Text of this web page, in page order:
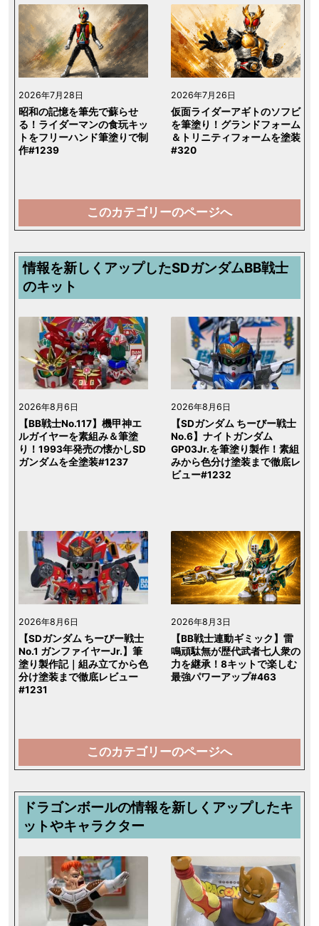
2026年7月28日
昭和の記憶を筆先で蘇らせ
る！ライダーマンの食玩キッ
トをフリーハンド筆塗りで制
作#1239
2026年7月26日
仮面ライダーアギトのソフビ
を筆塗り！グランドフォーム
＆トリニティフォームを塗装
#320
このカテゴリーのページへ
情報を新しくアップしたSDガンダムBB戦士
のキット
2026年8月6日
【BB戦士No.117】機甲神エ
ルガイヤーを素組み＆筆塗
り！1993年発売の懐かしSD
ガンダムを全塗装#1237
2026年8月6日
【SDガンダム ちーびー戦士
No.6】ナイトガンダム
GP03Jr.を筆塗り製作！素組
みから色分け塗装まで徹底レ
ビュー#1232
2026年8月6日
【SDガンダム ちーびー戦士
No.1 ガンファイヤーJr.】筆
塗り製作記｜組み立てから色
分け塗装まで徹底レビュー
#1231
2026年8月3日
【BB戦士連動ギミック】雷
鳴頑駄無が歴代武者七人衆の
力を継承！8キットで楽しむ
最強パワーアップ#463
このカテゴリーのページへ
ドラゴンボールの情報を新しくアップしたキ
ットやキャラクター